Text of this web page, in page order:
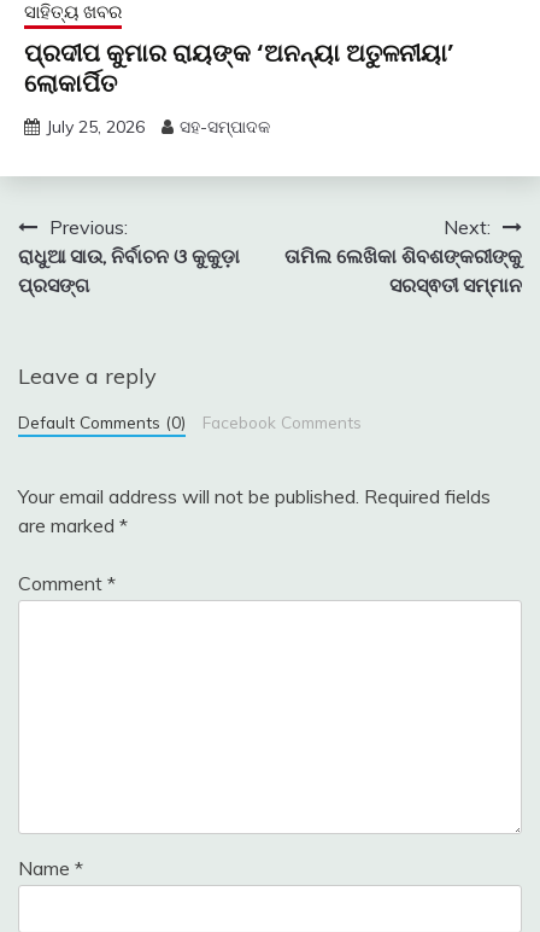
ସାହିତ୍ୟ ଖବର
ପ୍ରଦୀପ କୁମାର ରାୟଙ୍କ ‘ଅନନ୍ୟା ଅତୁଳନୀୟା’
ଲୋକାର୍ପିତ
July 25, 2026 ସହ-ସମ୍ପାଦକ
Post
navigation
Previous:
ରାଧୁଆ ସାଉ, ନିର୍ବାଚନ ଓ କୁକୁଡ଼ା
ପ୍ରସଙ୍ଗ
Next:
ତାମିଲ ଲେଖିକା ଶିବଶଙ୍କରୀଙ୍କୁ
ସରସ୍ଵତୀ ସମ୍ମାନ
Leave a reply
Default Comments (0) Facebook Comments
Your email address will not be published. Required fields
are marked *
Comment *
Name *